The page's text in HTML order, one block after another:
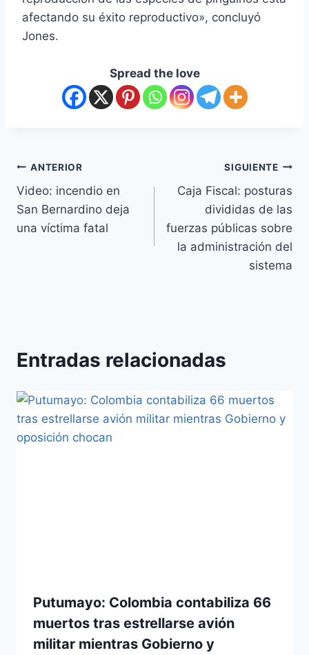
afectando su éxito reproductivo», concluyó
Jones.
Spread the love
ANTERIOR
Video: incendio en
San Bernardino deja
una víctima fatal
SIGUIENTE
Caja Fiscal: posturas
divididas de las
fuerzas públicas sobre
la administración del
sistema
Entradas relacionadas
Putumayo: Colombia contabiliza 66
muertos tras estrellarse avión
militar mientras Gobierno y